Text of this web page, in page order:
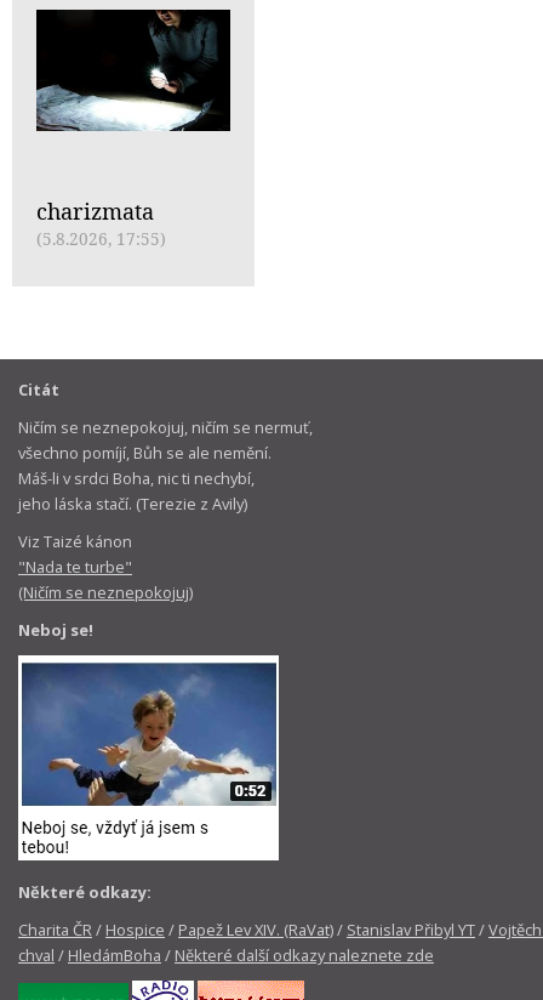
charizmata
(5.8.2026, 17:55)
Citát
Ničím se neznepokojuj, ničím se nermuť,
všechno pomíjí, Bůh se ale nemění.
Máš-li v srdci Boha, nic ti nechybí,
jeho láska stačí. (Terezie z Avily)
Viz Taizé kánon
"Nada te turbe"
(Ničím se neznepokojuj)
Neboj se!
Některé odkazy:
Charita ČR/ Hospice / Papež Lev XIV. (RaVat)/ Stanislav Přibyl YT/
chval / HledámBoha / Některé další odkazy naleznete zde